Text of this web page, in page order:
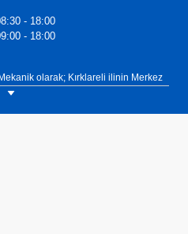
- 18:00
- 18:00
Mekanik olarak; Kırklareli ilinin Merkez
Klima Keşif, Mekanik Proje -